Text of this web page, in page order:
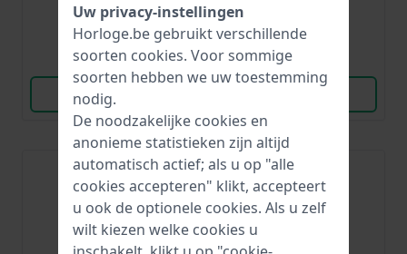
● Op voorraad
Vergelijk
Bekijk Product
Vergelijk
Uw privacy-instellingen
Horloge.be gebruikt verschillende
soorten cookies. Voor sommige
soorten hebben we uw toestemming
nodig.
De noodzakelijke cookies en
anonieme statistieken zijn altijd
automatisch actief; als u op "alle
cookies accepteren" klikt, accepteert
u ook de optionele cookies. Als u zelf
wilt kiezen welke cookies u